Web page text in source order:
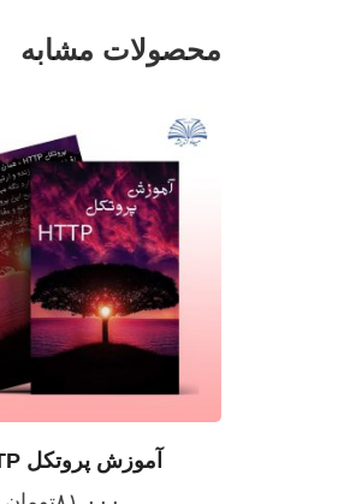
محصولات مشابه
آموزش پروتکل HTTP